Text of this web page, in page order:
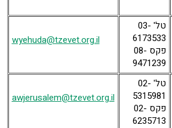
טל' 03-
6173533
פקס 08-
9471239
wyehuda@tzevet.org.il
טל' 02-
5315981
פקס 02-
6235713
awjerusalem@tzevet.org.il